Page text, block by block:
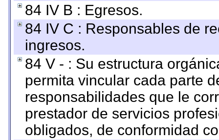
84 IV B : Egresos.
84 IV C : Responsables de
ingresos.
84 V - : Su estructura
permita vincular cada parte
responsabilidades que le
prestador de servicios
obligados, de conformidad